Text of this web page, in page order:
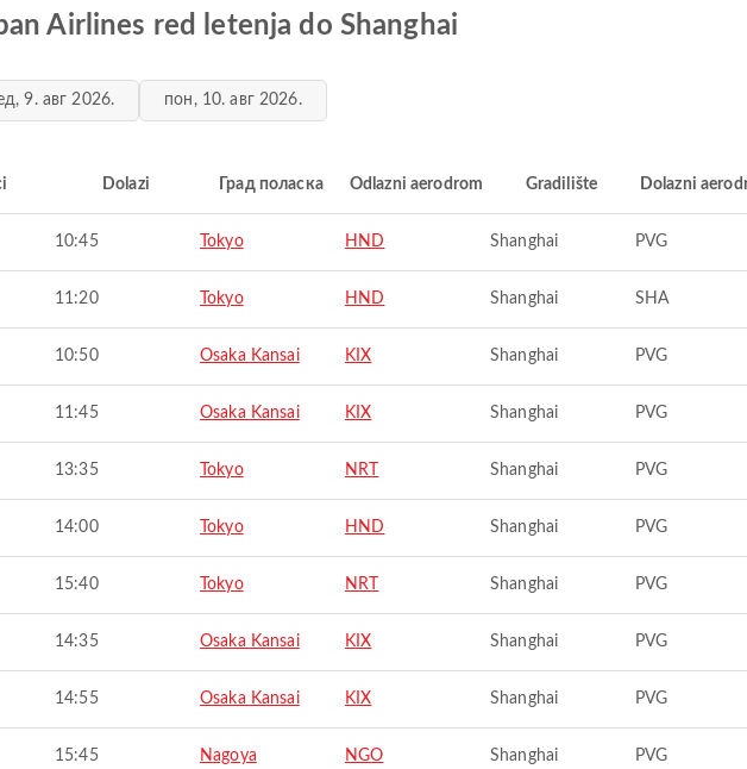
Airlines red letenja do Shanghai
9. авг 2026. пон, 10. авг 2026.
Dolazi Град поласка Odlazni aerodrom Gradilište Dolazni
10:45 Tokyo HND Shanghai PVG
11:20 Tokyo HND Shanghai SHA
10:50 Osaka Kansai KIX Shanghai PVG
11:45 Osaka Kansai KIX Shanghai PVG
13:35 Tokyo NRT Shanghai PVG
14:00 Tokyo HND Shanghai PVG
15:40 Tokyo NRT Shanghai PVG
14:35 Osaka Kansai KIX Shanghai PVG
14:55 Osaka Kansai KIX Shanghai PVG
15:45 Nagoya NGO Shanghai PVG